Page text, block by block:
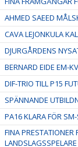
AHMED SAEED
CAVA LEJONKULA
DJURGÅRDENS
BERNARD EIDE EM-
DIF-TRIO TILL P15
SPÄNNANDE
PA16 KLARA FÖR
FINA
LANDSLAGSSPELARE